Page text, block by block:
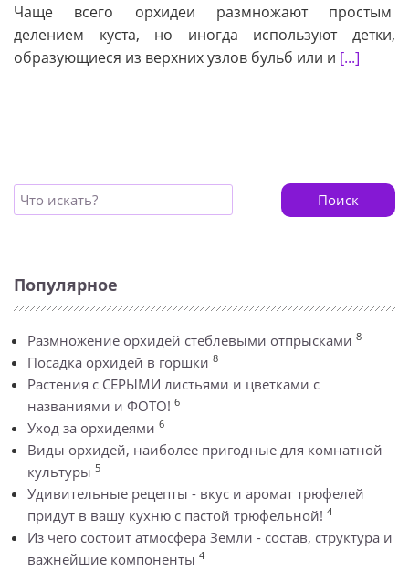
Поиск
Популярное
Размножение орхидей стеблевыми отпрысками 8
Посадка орхидей в горшки 8
Растения с СЕРЫМИ листьями и цветками с
названиями и ФОТО! 6
Уход за орхидеями 6
Виды орхидей, наиболее пригодные для комнатной
культуры 5
Удивительные рецепты - вкус и аромат трюфелей
придут в вашу кухню с пастой трюфельной! 4
Из чего состоит атмосфера Земли - состав, структура и
важнейшие компоненты 4
Чаще всего орхидеи размножают простым
делением куста, но иногда используют детки,
образующиеся из верхних узлов бульб или и [...]